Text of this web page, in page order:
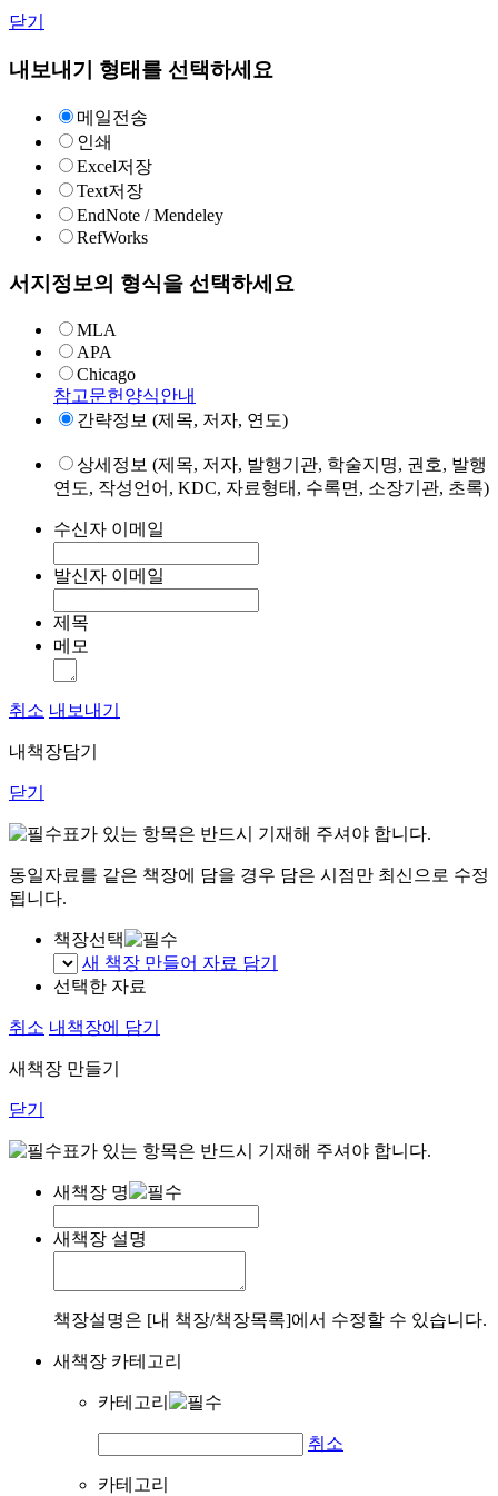
닫기
내보내기 형태를 선택하세요
메일전송
인쇄
Excel저장
Text저장
EndNote / Mendeley
RefWorks
서지정보의 형식을 선택하세요
MLA
APA
Chicago
참고문헌양식안내
간략정보 (제목, 저자, 연도)
상세정보 (제목, 저자, 발행기관, 학술지명, 권호, 발행
연도, 작성언어, KDC, 자료형태, 수록면, 소장기관, 초록)
수신자 이메일
발신자 이메일
제목
메모
취소 내보내기
내책장담기
닫기
표가 있는 항목은 반드시 기재해 주셔야 합니다.
동일자료를 같은 책장에 담을 경우 담은 시점만 최신으로 수정
됩니다.
책장선택
새 책장 만들어 자료 담기
선택한 자료
취소 내책장에 담기
새책장 만들기
닫기
표가 있는 항목은 반드시 기재해 주셔야 합니다.
새책장 명
새책장 설명
책장설명은 [내 책장/책장목록]에서 수정할 수 있습니다.
새책장 카테고리
카테고리
취소
카테고리